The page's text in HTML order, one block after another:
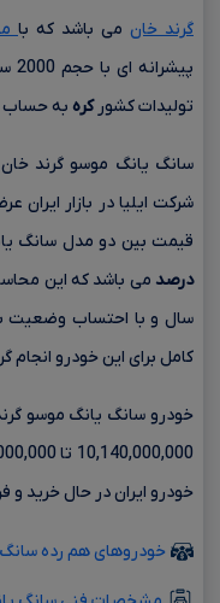
گرند خان می باشد که با
پیشرانه ای با حجم 2000 سی سی
تولیدات کشورکره به حساب
سانگ یانگ موسو گرند خان
شرکت ایلیا در بازار
قیمت بین دو مدل سانگ
درصد می باشد که این
سال و با احتساب وضعیت
کامل برای این خودرو انجام
خودرو ایران در حال خرید
خودروهای هم رده سانگ